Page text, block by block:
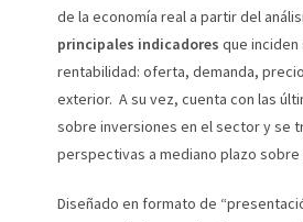
de la economía real a partir del
principales indicadores que inciden
rentabilidad: oferta, demanda,
exterior. A su vez, cuenta con las
sobre inversiones en el sector y se
perspectivas a mediano plazo
Diseñado en formato de